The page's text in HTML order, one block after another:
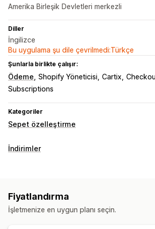
Amerika Birleşik Devletleri merkezli
Diller
İngilizce
Bu uygulama şu dile çevrilmedi:Türkçe
Şunlarla birlikte çalışır:
Ödeme Shopify Yöneticisi Cartix
Subscriptions
Kategoriler
Sepet özelleştirme
Sepet ekranı
Ürün önerileri
Daha fazla satın alın, daha
Ödüllerin kullanımı
Kademeli ödüller
İndirimler
Yukarı satış indirimleri
Açılır pencereler Özel indirimler
Fiyatlandırma
İşletmenize en uygun planı seçin.